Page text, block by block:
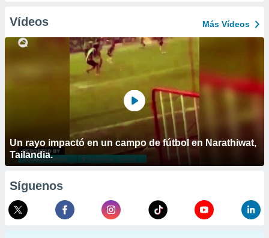
Vídeos Más Vídeos
Un rayo impactó en un campo de fútbol en Narathiwat,
Tailandia.
Síguenos